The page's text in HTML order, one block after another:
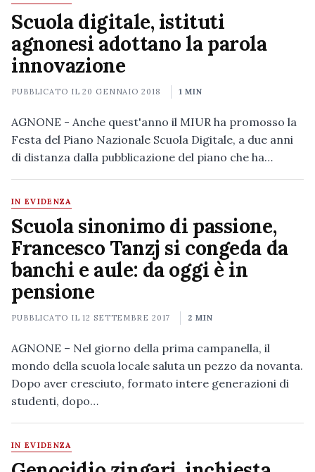
Scuola digitale, istituti
agnonesi adottano la parola
innovazione
PUBBLICATO IL20 GENNAIO 2018 1 MIN
AGNONE - Anche quest'anno il MIUR ha promosso la
Festa del Piano Nazionale Scuola Digitale, a due anni
di distanza dalla pubblicazione del piano che ha…
IN EVIDENZA
Scuola sinonimo di passione,
Francesco Tanzj si congeda da
banchi e aule: da oggi è in
pensione
PUBBLICATO IL12 SETTEMBRE 2017 2 MIN
AGNONE – Nel giorno della prima campanella, il
mondo della scuola locale saluta un pezzo da novanta.
Dopo aver cresciuto, formato intere generazioni di
studenti, dopo…
IN EVIDENZA